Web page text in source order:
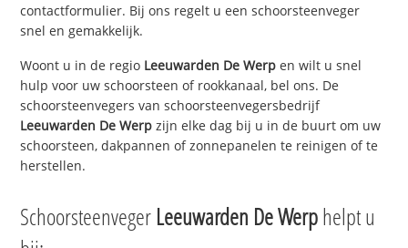
contactformulier. Bij ons regelt u een schoorsteenveger
snel en gemakkelijk.
Woont u in de regio Leeuwarden De Werp en wilt u snel
hulp voor uw schoorsteen of rookkanaal, bel ons. De
schoorsteenvegers van schoorsteenvegersbedrijf
Leeuwarden De Werp zijn elke dag bij u in de buurt om uw
schoorsteen, dakpannen of zonnepanelen te reinigen of te
herstellen.
Schoorsteenveger Leeuwarden De Werphelpt u